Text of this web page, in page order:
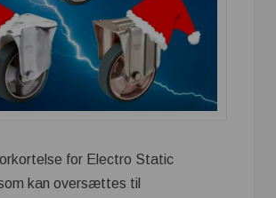
for Electro Static
kan oversættes til